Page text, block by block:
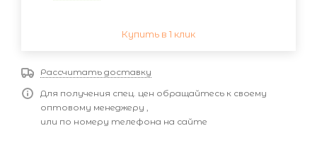
Купить в 1 клик
Рассчитать доставку
Для получения спец. цен обращайтесь к своему
оптовому менеджеру ,
или по номеру телефона на сайте